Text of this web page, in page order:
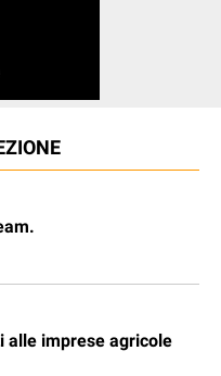
alle imprese agricole